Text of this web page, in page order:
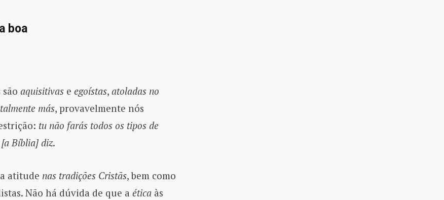
boa
aquisitivase egoístas, atoladas no
más, provavelmente nós
tu não farás todos os tipos de
[a Bíblia] diz.
atitude nas tradições Cristãs, bem como
Não há dúvida de que a éticaàs